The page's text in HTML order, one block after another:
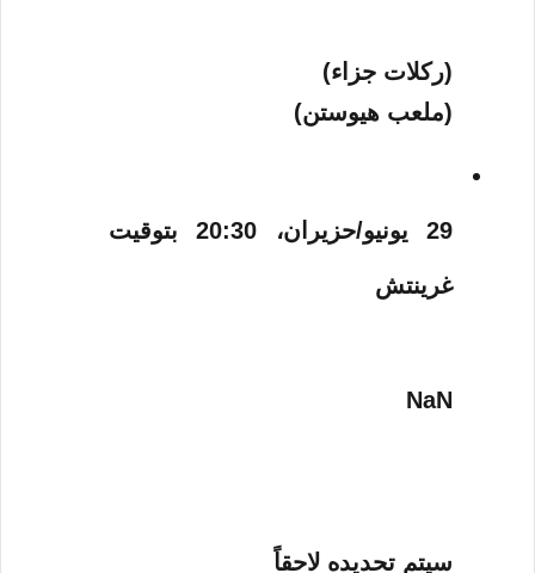
(ركلات جزاء)
(ملعب هيوستن)
29 يونيو/حزيران، 20:30 بتوقيت
غرينتش
NaN
سيتم تحديده لاحقاً